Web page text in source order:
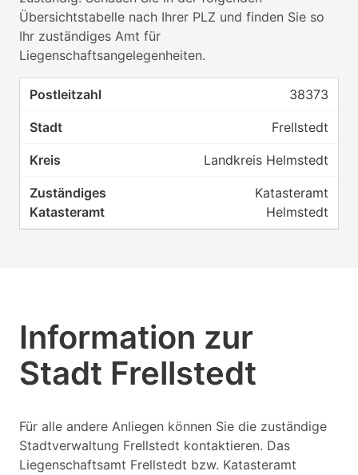
Übersichtstabelle nach Ihrer PLZ und finden Sie so
Ihr zuständiges Amt für
Liegenschaftsangelegenheiten.
38373
Frellstedt
Landkreis Helmstedt
Katasteramt
Helmstedt
Information zur
Stadt Frellstedt
Für alle andere Anliegen können Sie die zuständige
Stadtverwaltung Frellstedt kontaktieren. Das
Liegenschaftsamt Frellstedt bzw. Katasteramt